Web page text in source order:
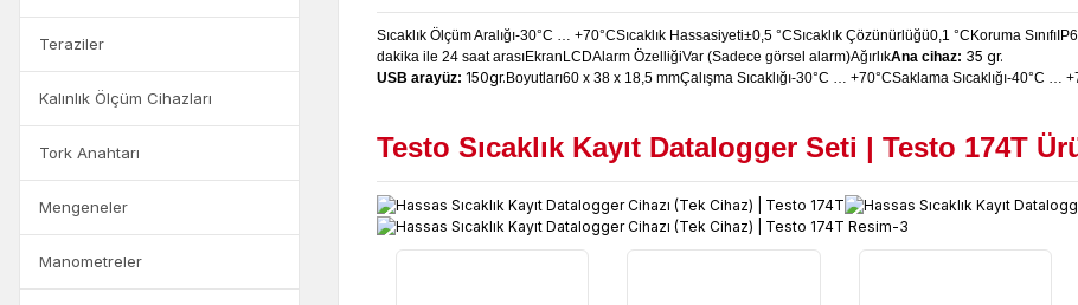
Teraziler
Kalınlık Ölçüm Cihazları
Tork Anahtarı
Mengeneler
Manometreler
Sıcaklık Ölçüm Aralığı-30°C … +70°CSıcaklık Hassasiyeti±0,5 °CSıcaklık Çözünürlüğü0,1 °C Koruma Sınıfı
dakika ile 24 saat arasıEkran LCDAlarm ÖzelliğiVar (Sadece görsel alarm)AğırlıkAna cihaz: 35 gr.
USB arayüz: 150gr. Boyutları60 x 38 x 18,5 mmÇalışma Sıcaklığı-30°C … +70°CSaklama Sıcaklığı-40°C …
Testo Sıcaklık Kayıt Datalogger Seti | Testo 174T